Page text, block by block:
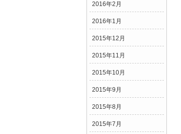
2016年2月
2016年1月
2015年12月
2015年11月
2015年10月
2015年9月
2015年8月
2015年7月